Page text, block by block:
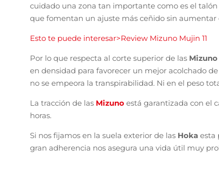
cuidado una zona tan importante como es el
que fomentan un ajuste más ceñido sin aumentar
Esto te puede interesar>Review Mizuno Mujin 11
Por lo que respecta al corte superior de las Mizuno
en densidad para favorecer un mejor acolchado
no se empeora la transpirabilidad. Ni en el peso
La tracción de las Mizuno está garantizada con el
horas.
Si nos fijamos en la suela exterior de las Hoka esta
gran adherencia nos asegura una vida útil muy